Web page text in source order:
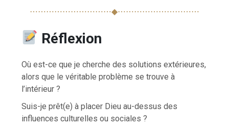
⋯⋯⋯⋯⋯⋯⋯⋯⋯⋯◆⋯⋯⋯⋯⋯⋯⋯⋯⋯⋯
Réflexion
Où est-ce que je cherche des solutions extérieures,
alors que le véritable problème se trouve à
l’intérieur ?
Suis-je prêt(e) à placer Dieu au-dessus des
influences culturelles ou sociales ?